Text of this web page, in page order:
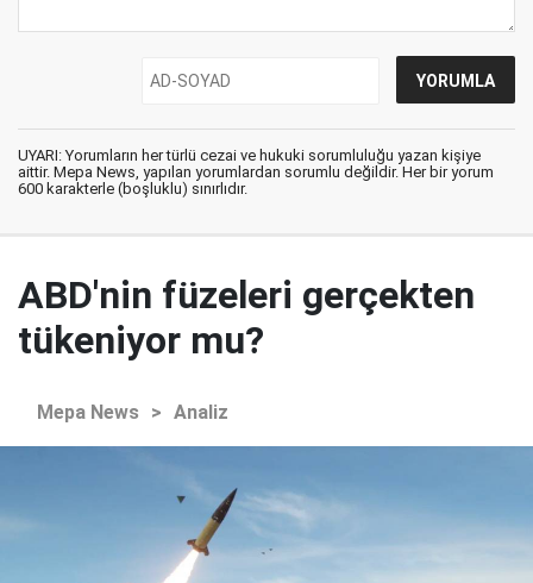
UYARI: Yorumların her türlü cezai ve hukuki sorumluluğu yazan kişiye
aittir. Mepa News, yapılan yorumlardan sorumlu değildir. Her bir yorum
600 karakterle (boşluklu) sınırlıdır.
ABD'nin füzeleri gerçekten
tükeniyor mu?
Mepa News > Analiz